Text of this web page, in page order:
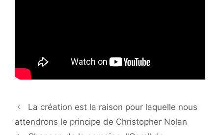
La création est la raison pour laquelle nous
attendrons le principe de Christopher Nolan